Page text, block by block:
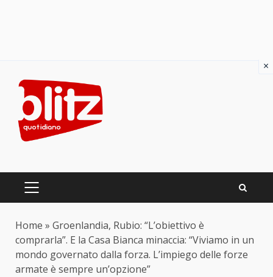
content
PRIMARY
Home » Groenlandia, Rubio: “L’obiettivo è
comprarla”. E la Casa Bianca minaccia: “Viviamo in un
mondo governato dalla forza. L’impiego delle forze
armate è sempre un’opzione”
×